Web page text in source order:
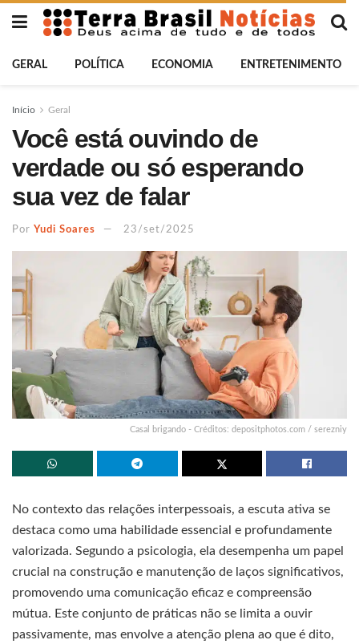
GERAL POLÍTICA ECONOMIA ENTRETENIMENTO
Início Geral
Você está ouvindo de
verdade ou só esperando
sua vez de falar
Por Yudi Soares 23/set/2025
Casal brigando - Créditos: depositphotos.com / serezniy
No contexto das relações interpessoais, a escuta ativa se
destaca como uma habilidade essencial e profundamente
valorizada. Segundo a psicologia, ela desempenha um papel
crucial na construção e manutenção de laços significativos,
promovendo uma comunicação eficaz e compreensão
mútua. Este conjunto de práticas não se limita a ouvir
passivamente, mas envolve a atenção plena ao que é dito,